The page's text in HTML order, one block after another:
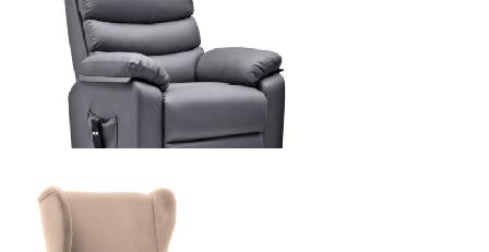
SIGNAL HARRY КРЕСЛО
6216р.
SIGNAL HEKTOR M КРЕСЛО РЕЛАКС С МАССАЖЕМ